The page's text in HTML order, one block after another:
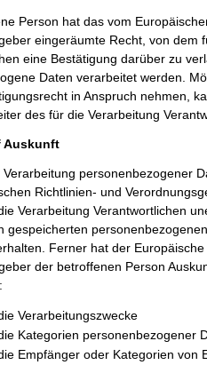
Person hat das vom
eingeräumte Recht, von dem
eine Bestätigung darüber zu
Daten verarbeitet werden.
in Anspruch nehmen,
des für die Verarbeitung
Auskunft
personenbezogener
Richtlinien- und
Verarbeitung Verantwortlichen
gespeicherten
Ferner hat der
der betroffenen Person
Verarbeitungszwecke
Kategorien personenbezogener
Empfänger oder Kategorien von